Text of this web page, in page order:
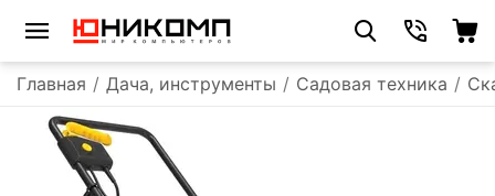
Главная / Дача, инструменты / Садовая техника /